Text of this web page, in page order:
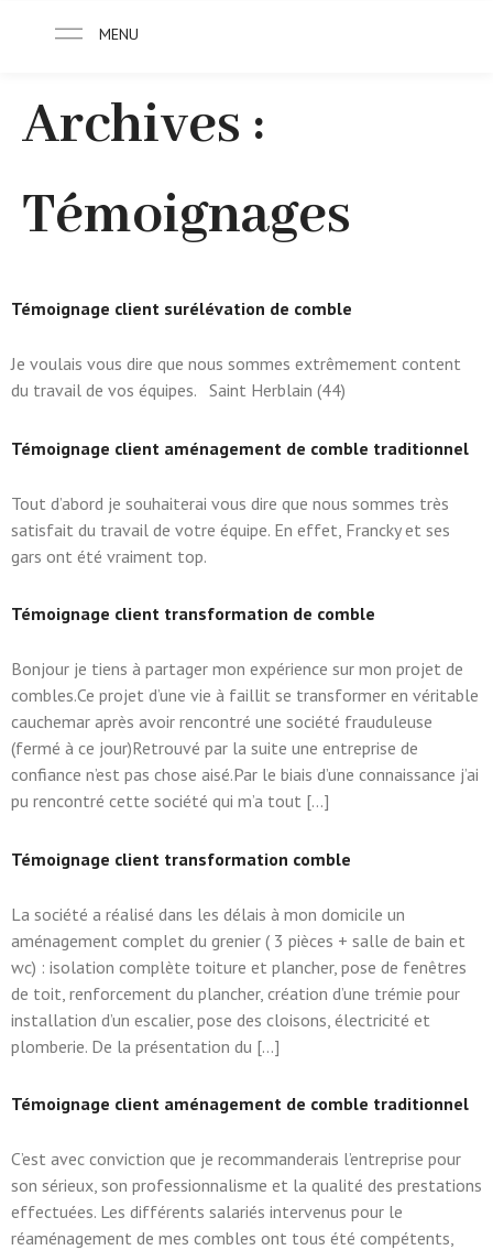
MENU
Archives :
Témoignages
Témoignage client surélévation de comble
Je voulais vous dire que nous sommes extrêmement content
du travail de vos équipes. Saint Herblain (44)
Témoignage client aménagement de comble traditionnel
Tout d’abord je souhaiterai vous dire que nous sommes très
satisfait du travail de votre équipe. En effet, Francky et ses
gars ont été vraiment top.
Témoignage client transformation de comble
Bonjour je tiens à partager mon expérience sur mon projet de
combles.Ce projet d’une vie à faillit se transformer en véritable
cauchemar après avoir rencontré une société frauduleuse
(fermé à ce jour)Retrouvé par la suite une entreprise de
confiance n’est pas chose aisé.Par le biais d’une connaissance j’ai
pu rencontré cette société qui m’a tout […]
Témoignage client transformation comble
La société a réalisé dans les délais à mon domicile un
aménagement complet du grenier ( 3 pièces + salle de bain et
wc) : isolation complète toiture et plancher, pose de fenêtres
de toit, renforcement du plancher, création d’une trémie pour
installation d’un escalier, pose des cloisons, électricité et
plomberie. De la présentation du […]
Témoignage client aménagement de comble traditionnel
C’est avec conviction que je recommanderais l’entreprise pour
son sérieux, son professionnalisme et la qualité des prestations
effectuées. Les différents salariés intervenus pour le
réaménagement de mes combles ont tous été compétents,